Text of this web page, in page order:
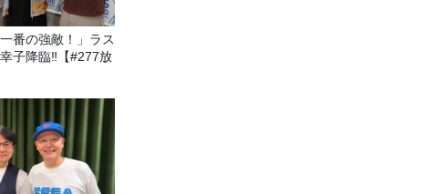
番の強敵！」ラス
子降臨‼【#277放